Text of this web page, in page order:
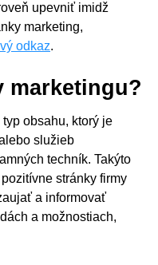
upevniť imidž
marketing,
odkaz.
marketingu?
obsahu, ktorý je
služieb
techník. Takýto
stránky firmy
a informovať
a možnostiach,